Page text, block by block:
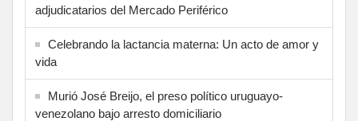
adjudicatarios del Mercado Periférico
Celebrando la lactancia materna: Un acto de amor y
vida
Murió José Breijo, el preso político uruguayo-
venezolano bajo arresto domiciliario